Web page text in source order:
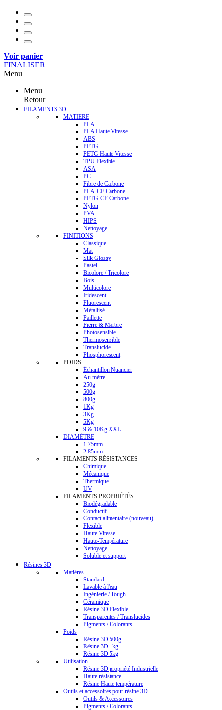
Voir panier
FINALISER
Menu
Menu
Retour
FILAMENTS 3D
MATIERE
PLA
PLA Haute Vitesse
ABS
PETG
PETG Haute Vitesse
TPU Flexible
ASA
PC
Fibre de Carbone
PLA-CF Carbone
PETG-CF Carbone
Nylon
PVA
HIPS
Nettoyage
FINITIONS
Classique
Mat
Silk Glossy
Pastel
Bicolore / Tricolore
Bois
Multicolore
Iridescent
Fluorescent
Métallisé
Paillette
Pierre & Marbre
Photosensible
Thermosensible
Translucide
Phosphorescent
POIDS
Échantillon Nuancier
Au mètre
250g
500g
800g
1Kg
3Kg
5Kg
9 & 10Kg XXL
DIAMÈTRE
1.75mm
2.85mm
FILAMENTS RÉSISTANCES
Chimique
Mécanique
Thermique
UV
FILAMENTS PROPRIÉTÉS
Biodégradable
Conductif
Contact alimentaire (nouveau)
Flexible
Haute Vitesse
Haute-Température
Nettoyage
Soluble et support
Résines 3D
Matières
Standard
Lavable à l'eau
Ingénierie / Tough
Céramique
Résine 3D Flexible
Transparentes / Translucides
Pigments / Colorants
Poids
Résine 3D 500g
Résine 3D 1kg
Résine 3D 5kg
Utilisation
Résine 3D propriété Industrielle
Haute résistance
Résine Haute température
Outils et accessoires pour résine 3D
Outils & Accessoires
Pigments / Colorants